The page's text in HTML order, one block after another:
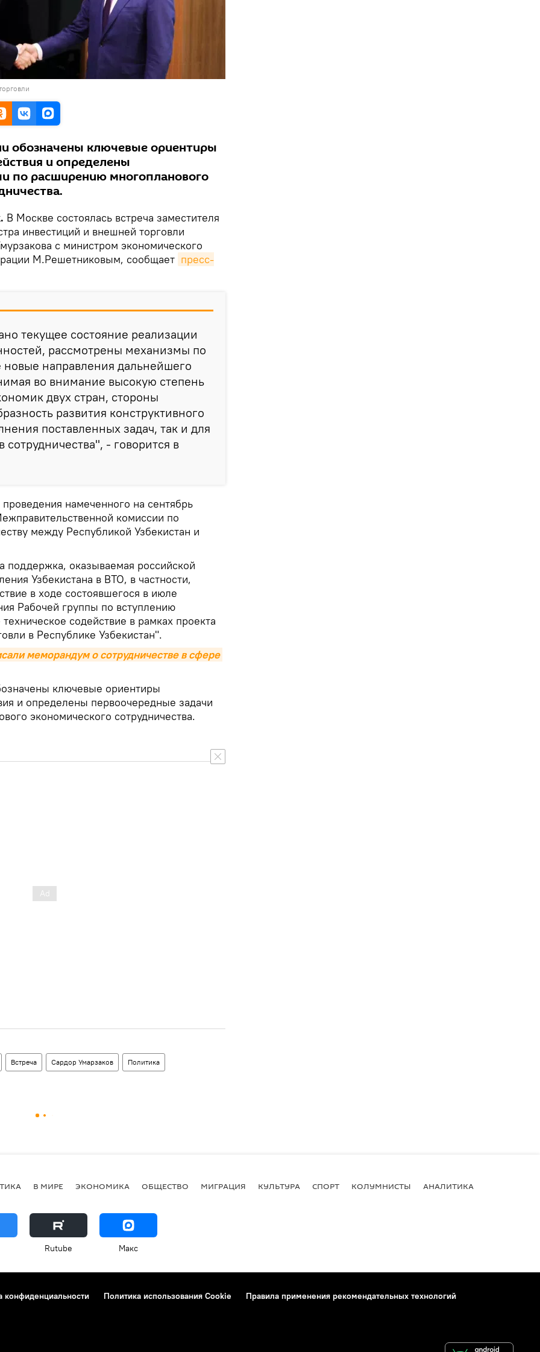
обозначены ключевые ориентиры
и определены
по расширению многопланового
В Москве состоялась встреча заместителя
инвестиций и внешней торговли
с министром экономического
М.Решетниковым, сообщает пресс-
текущее состояние реализации
рассмотрены механизмы по
направления дальнейшего
во внимание высокую степень
двух стран, стороны
развития конструктивного
поставленных задач, так и для
- говорится в
намеченного на сентябрь
комиссии по
между Республикой Узбекистан и
поддержка, оказываемая российской
Узбекистана в ВТО, в частности,
в ходе состоявшегося в июле
Рабочей группы по вступлению
содействие в рамках проекта
в Республике Узбекистан".
меморандум о сотрудничестве в сфере
ключевые ориентиры
и определены первоочередные задачи
экономического сотрудничества.
Встреча Сардор Умарзаков Политика
В МИРЕ ЭКОНОМИКА ОБЩЕСТВО МИГРАЦИЯ КУЛЬТУРА СПОРТ КОЛУМНИСТЫ АНАЛИТИКА
Rutube Макс
конфиденциальности Политика использования Cookie
Правила применения рекомендательных технологий